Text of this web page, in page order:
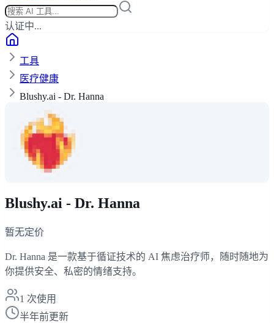
认证中...
工具
医疗健康
Blushy.ai - Dr. Hanna
Blushy.ai - Dr. Hanna
暂无定价
Dr. Hanna 是一款基于循证技术的 AI 焦虑治疗师，随时随地为
你提供安全、私密的情绪支持。
1 次使用
半年前更新